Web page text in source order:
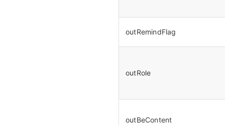
outRemindFlag
outRole
outBeContent